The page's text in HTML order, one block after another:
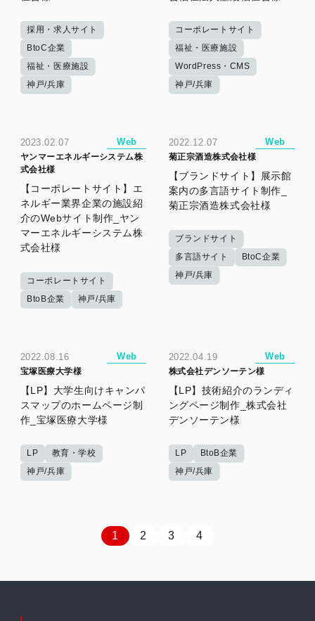
採用・求人サイト
BtoC企業
福祉・医療施設
神戸/兵庫
コーポレートサイト
福祉・医療施設
WordPress・CMS
神戸/兵庫
2023.02.07 Web
​ヤンマーエネルギーシステム株
式会社様
【コーポレートサイト】エ
ネルギー業界企業の施設紹
介のWebサイト制作_​ヤン
マーエネルギーシステム株
式会社様
コーポレートサイト
BtoB企業
神戸/兵庫
2022.12.07 Web
菊正宗酒造株式会社様
【ブランドサイト】展示館
案内の多言語サイト制作_
菊正宗酒造株式会社様
ブランドサイト
多言語サイト
BtoC企業
神戸/兵庫
2022.08.16 Web
宝塚医療大学様
【LP】大学生向けキャンパ
スマップのホームページ制
作_宝塚医療大学様
LP
教育・学校
神戸/兵庫
2022.04.19 Web
株式会社デンソーテン様
【LP】技術紹介のランディ
ングページ制作_株式会社
デンソーテン様
LP
BtoB企業
神戸/兵庫
1 2 3 4